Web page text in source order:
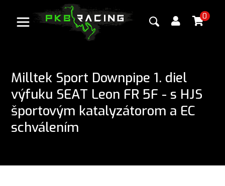
0
Milltek Sport Downpipe 1. diel
výfuku SEAT Leon FR 5F - s HJS
športovým katalyzátorom a EC
schválením